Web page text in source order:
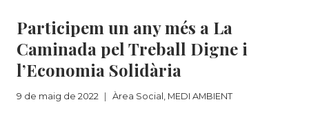
Participem un any més a La
Caminada pel Treball Digne i
l’Economia Solidària
9 de maig de 2022 Àrea Social MEDI AMBIENT